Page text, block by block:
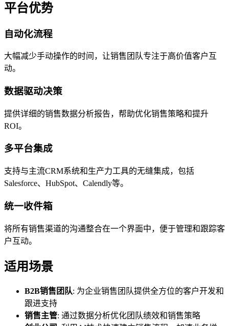
平台优势
自动化流程
大幅减少手动操作的时间，让销售团队专注于高价值客户互
动。
数据驱动决策
提供详细的销售数据分析报告，帮助优化销售策略和提升
ROI。
多平台集成
支持与主流CRM系统和生产力工具的无缝集成，包括
Salesforce、HubSpot、Calendly等。
统一收件箱
将所有销售渠道的沟通整合在一个界面中，便于管理和跟踪客
户互动。
适用场景
B2B销售团队: 为企业销售团队提供全方位的客户开发和
跟进支持
销售主管: 通过数据分析优化团队绩效和销售策略